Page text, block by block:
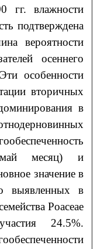
гг. влажности
подтверждена
вероятности
осеннего
особенности
вторичных
в
(май месяц) и
значение в
выявленных в
Poaceae
24.5%.